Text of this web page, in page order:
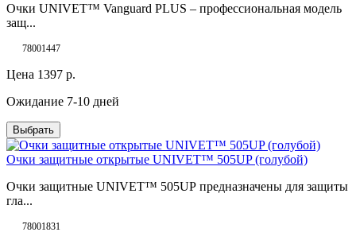
Очки UNIVET™ Vanguard PLUS – профессиональная модель
защ...
78001447
Цена 1397 р.
Ожидание 7-10 дней
Выбрать
Очки защитные открытые UNIVET™ 505UP (голубой)
Очки защитные UNIVET™ 505UP предназначены для защиты
гла...
78001831